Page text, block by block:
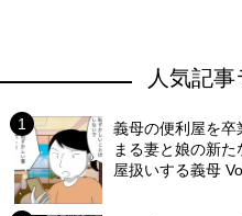
人気記
義母の便利屋を
まる妻と娘の新
屋扱いする義母